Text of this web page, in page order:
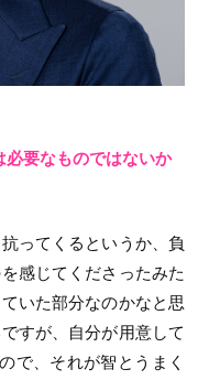
要なものではないか
ってくるというか、負
感じてくださったみた
いた部分なのかなと思
すが、自分が用意して
で、それが智とうまく